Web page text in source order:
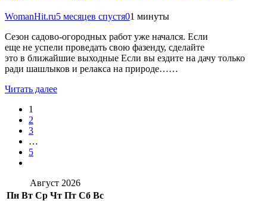
WomanHit.ru5 месяцев спустя01 минуты
Сезон садово-огородных работ уже начался. Если
еще не успели проведать свою фазенду, сделайте
это в ближайшие выходные Если вы ездите на дачу только
ради шашлыков и релакса на природе……
Читать далее
1
2
3
…
5
Август 2026
Пн Вт Ср Чт Пт Сб Вс